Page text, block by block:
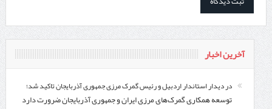
آخرین اخبار
در دیدار استاندار اردبیل و رئیس گمرک مرزی جمهوری آذربایجان تاکید شد؛
توسعه همکاری گمرک‌های مرزی ایران و جمهوری آذربایجان ضرورت دارد